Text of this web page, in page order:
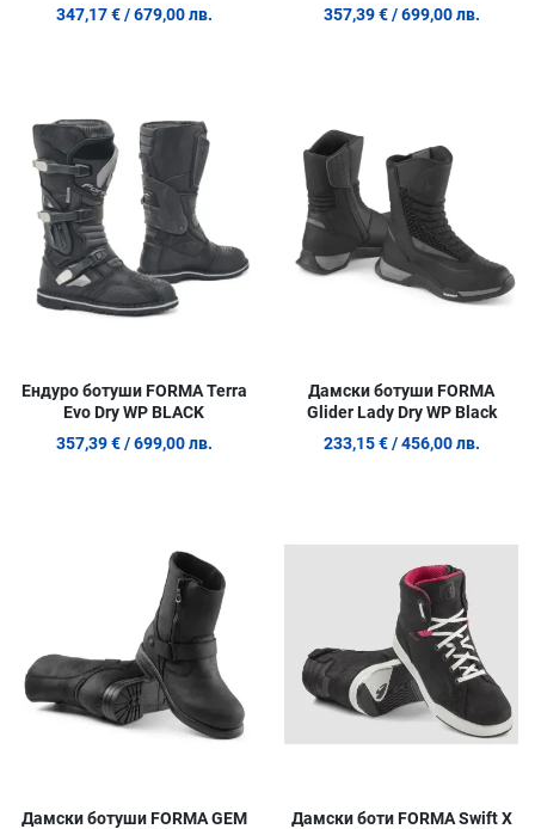
347,17 € / 679,00 лв.
357,39 € / 699,00 лв.
Сравни продукт
Quick View
Ендуро ботуши FORMA Terra
Evo Dry WP BLACK
357,39 € / 699,00 лв.
Дамски ботуши FORMA
Glider Lady Dry WP Black
233,15 € / 456,00 лв.
Дамски ботуши FORMA GEM
Дамски боти FORMA Swift X